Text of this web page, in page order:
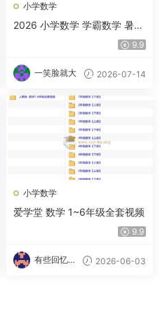
小学数学
2026 小学数学 学霸数学 暑假
9.9
一笑脸就大 2026-07-14
小学数学
爱学堂 数学 1~6年级全套视频
9.9
有些回忆忘
2026-06-03